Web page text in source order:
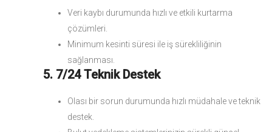
Veri kaybı durumunda hızlı ve etkili kurtarma
çözümleri.
Minimum kesinti süresi ile iş sürekliliğinin
sağlanması.
5. 7/24 Teknik Destek
Olası bir sorun durumunda hızlı müdahale ve teknik
destek.